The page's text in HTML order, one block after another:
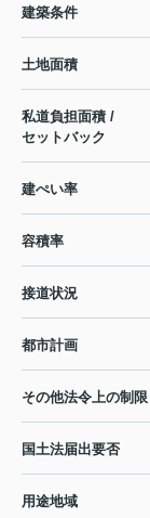
建築条件
土地面積
私道負担面積 /
セットバック
建ぺい率
容積率
接道状況
都市計画
その他法令上の制限
国土法届出要否
用途地域